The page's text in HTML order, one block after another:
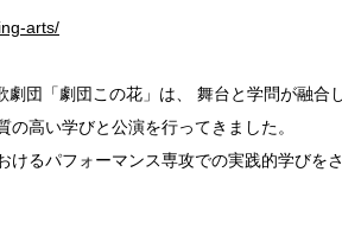
arts/
団「劇団この花」は、 舞台と学問が融合
の高い学びと公演を行ってきました。
けるパフォーマンス専攻での実践的学びを